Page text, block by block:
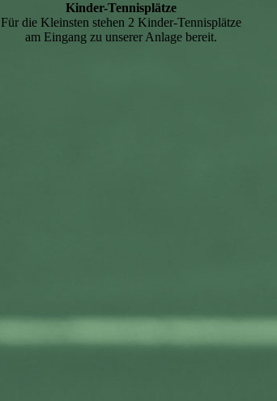
Kinder-Tennisplätze
Für die Kleinsten stehen 2 Kinder-Tennisplätze
am Eingang zu unserer Anlage bereit.